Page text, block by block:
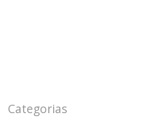
Categorias